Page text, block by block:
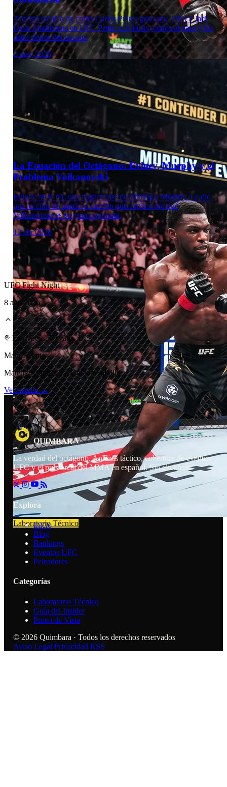
Laboratorio Técnico
Laboratorio Técnico
Analisis tecnico de como Carlos Prates gano por TKO a Jack
Della Maddalena en UFC Perth: calf kicks, codos al paso y los
datos detras del nocaut.
2 may 2026
Laboratorio Técnico
La Ecuación del Octágono: Evloev, Murphy y el
Problema Volkanovski
Evloev no le dio una masterclass de striking a Murphy. Le dio
una lección de miedo al derribo que explica por qué
Volkanovski es su gran criptonita.
12 abr 2026
UFC Fight Night
8 ago 2026
Las Vegas, Nevada, U.S.
Main Event
Mateusz Gamrot vs. Quillan Salkilld
Ver evento →
QUIMBARA
La verdad del octágono. Análisis táctico, cobertura de eventos
UFC y el pulso real del MMA en español. Sin clickbait.
Explora
Inicio
Blog
Rankings
Eventos UFC
Peleadores
Categorías
Laboratorio Técnico
Guía del Insider
Punto de Vista
© 2026 Quimbara · Todos los derechos reservados
Aviso Legal Privacidad RSS